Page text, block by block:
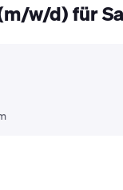
w/d) für